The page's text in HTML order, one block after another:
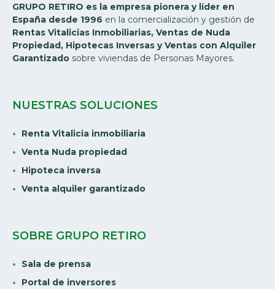
GRUPO RETIRO es la empresa pionera y líder en
España desde 1996 en la comercialización y gestión de
Rentas Vitalicias Inmobiliarias, Ventas de Nuda
Propiedad, Hipotecas Inversas y Ventas con Alquiler
Garantizado sobre viviendas de Personas Mayores.
NUESTRAS SOLUCIONES
Renta Vitalicia inmobiliaria
Venta Nuda propiedad
Hipoteca inversa
Venta alquiler garantizado
SOBRE GRUPO RETIRO
Sala de prensa
Portal de inversores